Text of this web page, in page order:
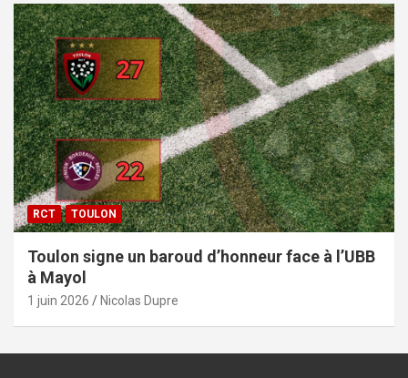
RCT TOULON
Toulon signe un baroud d’honneur face à l’UBB
à Mayol
1 juin 2026 Nicolas Dupre